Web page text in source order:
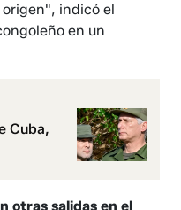
origen", indicó el
en un
Cuba,
otras salidas en el